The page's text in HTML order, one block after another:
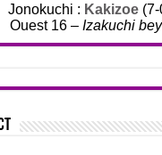
Jonokuchi : Kakizoe
Ouest 16 –Izakuchi